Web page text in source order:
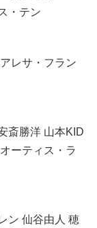
・テン
レサ・フラン
斎勝洋 山本KID
ーティス・ラ
ン 仙谷由人 穂